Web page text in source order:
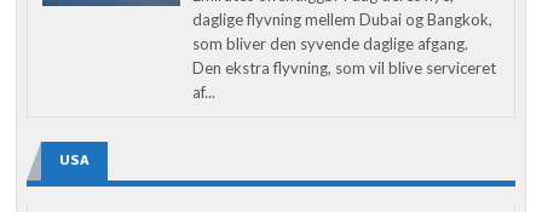
daglige flyvning mellem Dubai og Bangkok,
som bliver den syvende daglige afgang.
Den ekstra flyvning, som vil blive serviceret
af...
USA